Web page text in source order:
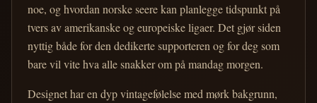
noe, og hvordan norske seere kan planlegge tidspunkt på
tvers av amerikanske og europeiske ligaer. Det gjør siden
nyttig både for den dedikerte supporteren og for deg som
bare vil vite hva alle snakker om på mandag morgen.
Designet har en dyp vintagefølelse med mørk bakgrunn,